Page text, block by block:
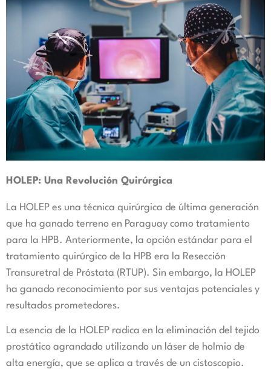
HOLEP: Una Revolución Quirúrgica
La HOLEP es una técnica quirúrgica de última generación
que ha ganado terreno en Paraguay como tratamiento
para la HPB. Anteriormente, la opción estándar para el
tratamiento quirúrgico de la HPB era la Resección
Transuretral de Próstata (RTUP). Sin embargo, la HOLEP
ha ganado reconocimiento por sus ventajas potenciales y
resultados prometedores.
La esencia de la HOLEP radica en la eliminación del tejido
prostático agrandado utilizando un láser de holmio de
alta energía, que se aplica a través de un cistoscopio.